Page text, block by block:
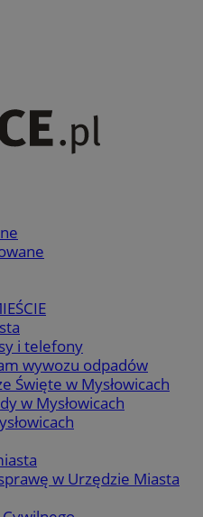
i telefony
wywozu odpadów
Święte w Mysłowicach
w Mysłowicach
w Urzędzie Miasta